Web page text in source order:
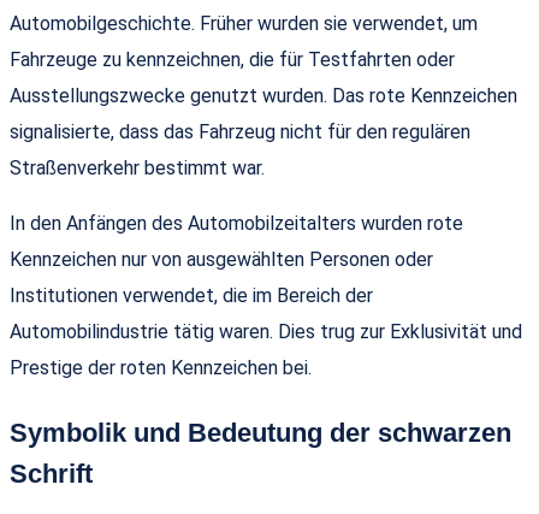
Automobilgeschichte. Früher wurden sie verwendet, um
Fahrzeuge zu kennzeichnen, die für Testfahrten oder
Ausstellungszwecke genutzt wurden. Das rote Kennzeichen
signalisierte, dass das Fahrzeug nicht für den regulären
Straßenverkehr bestimmt war.
In den Anfängen des Automobilzeitalters wurden rote
Kennzeichen nur von ausgewählten Personen oder
Institutionen verwendet, die im Bereich der
Automobilindustrie tätig waren. Dies trug zur Exklusivität und
Prestige der roten Kennzeichen bei.
Symbolik und Bedeutung der schwarzen
Schrift